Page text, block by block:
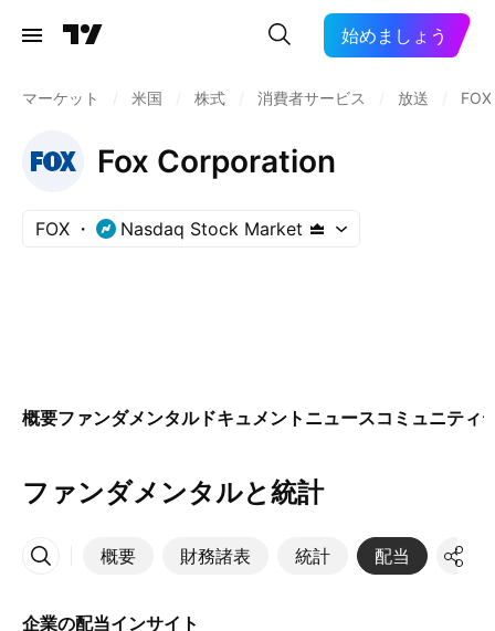
始めましょう
マーケット 米国 株式 消費者サービス 放送 FOX
Fox Corporation
FOX Nasdaq Stock Market
概要ファンダメンタルドキュメント ニュースコミュニティ
ファンダメンタルと統計
概要 財務諸表 統計 配当 決算
その他
企業の配当インサイト